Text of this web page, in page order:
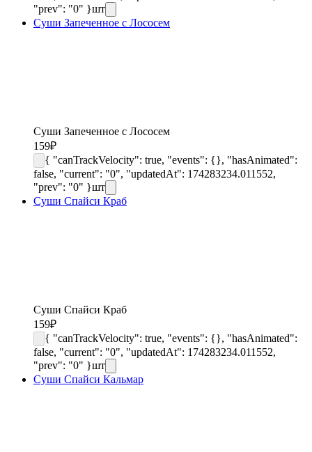
"prev": "0" }шт
Суши Запеченное с Лососем
Суши Запеченное с Лососем
159₽
{ "canTrackVelocity": true, "events": {}, "hasAnimated":
false, "current": "0", "updatedAt": 174283234.011552,
"prev": "0" }шт
Суши Спайси Краб
Суши Спайси Краб
159₽
{ "canTrackVelocity": true, "events": {}, "hasAnimated":
false, "current": "0", "updatedAt": 174283234.011552,
"prev": "0" }шт
Суши Спайси Кальмар